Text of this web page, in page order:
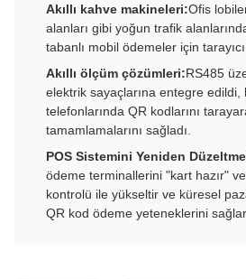
Akıllı kahve makineleri:Ofis
alanları gibi yoğun trafik
tabanlı mobil ödemeler için tarayıcı
Akıllı ölçüm çözümleri:RS485
elektrik sayaçlarına entegre edildi,
telefonlarında QR kodlarını
tamamlamalarını sağladı.
POS Sistemini Yeniden
ödeme terminallerini "kart hazır"
kontrolü ile yükseltir ve küresel
QR kod ödeme yeteneklerini sağlar.